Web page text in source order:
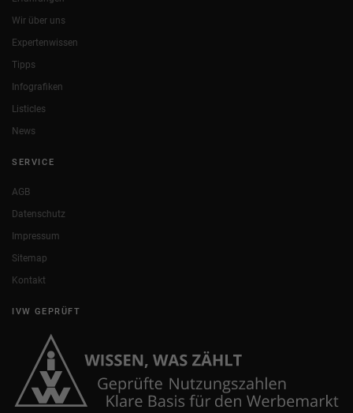
Wir über uns
Expertenwissen
Tipps
Infografiken
Listicles
News
SERVICE
AGB
Datenschutz
Impressum
Sitemap
Kontakt
IVW GEPRÜFT